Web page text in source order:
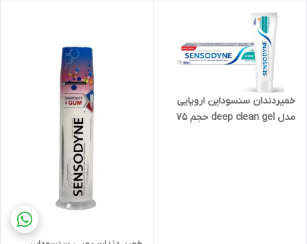
خمیردندان سنسوداین اروپایی
مدل deep clean gel حجم 75